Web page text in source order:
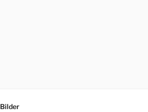
Bilder